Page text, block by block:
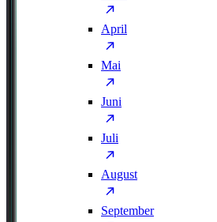
April
Mai
Juni
Juli
August
September